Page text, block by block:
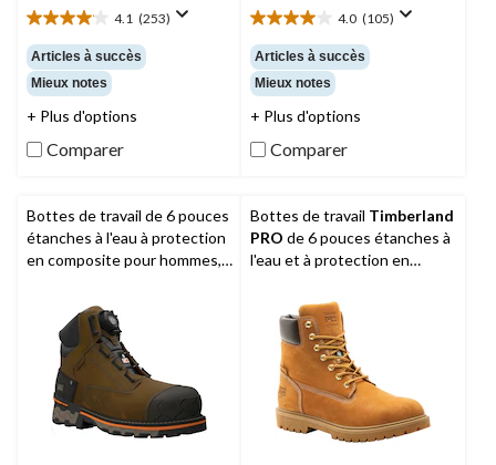
4.1 (253)
4.1
étoile(s)
sur
5.
253
Articles à succès
Mieux notes
+ Plus d'options
Comparer
4.0 (105)
4.0
étoile(s)
sur
5.
105
Articles à succès
Mieux notes
+ Plus d'options
Comparer
Bottes de travail de 6 pouces
étanches à l'eau à protection
en composite pour hommes,
Bottes de travail Timberland
PRO de 6 pouces étanches à
l'eau et à protection en
pour hommes, Iconic